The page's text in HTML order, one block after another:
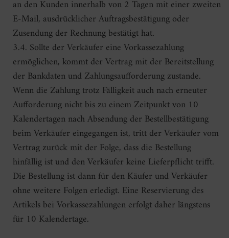
an den Kunden innerhalb von 2 Tagen mit einer zweiten
E-Mail, ausdrücklicher Auftragsbestätigung oder
Zusendung der Rechnung bestätigt hat.
3.4. Sollte der Verkäufer eine Vorkassezahlung
ermöglichen, kommt der Vertrag mit der Bereitstellung
der Bankdaten und Zahlungsaufforderung zustande.
Wenn die Zahlung trotz Fälligkeit auch nach erneuter
Aufforderung nicht bis zu einem Zeitpunkt von 10
Kalendertagen nach Absendung der Bestellbestätigung
beim Verkäufer eingegangen ist, tritt der Verkäufer vom
Vertrag zurück mit der Folge, dass die Bestellung
hinfällig ist und den Verkäufer keine Lieferpflicht trifft.
Die Bestellung ist dann für den Käufer und Verkäufer
ohne weitere Folgen erledigt. Eine Reservierung des
Artikels bei Vorkassezahlungen erfolgt daher längstens
für 10 Kalendertage.